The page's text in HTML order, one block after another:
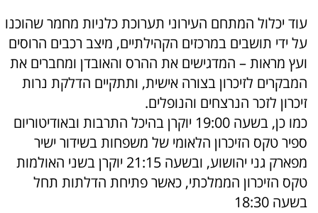
עוד יכלול המתחם העירוני תערוכת כלניות מחמר שהוכנו
על ידי תושבים במרכזים הקהילתיים, מיצב רכבים הרוסים
ועץ מראות – המדגישים את ההרס והאובדן ומחברים את
המבקרים לזיכרון בצורה אישית, ותתקיים הדלקת נרות
זיכרון לזכר הנרצחים והנופלים.
כמו כן, בשעה 19:00 יוקרן בהיכל התרבות ובאודיטוריום
ספיר טקס הזיכרון הלאומי של משפחות בשידור ישיר
מפארק גני יהושוע, ובשעה 21:15 יוקרן בשני האולמות
טקס הזיכרון הממלכתי, כאשר פתיחת הדלתות תחל
בשעה 18:30